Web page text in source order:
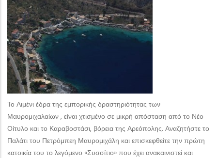
Το Λιμένι έδρα της εμπορικής δραστηριότητας των
Μαυρομιχαλαίων , είναι χτισμένο σε μικρή απόσταση από το Νέο
Οίτυλο και το Καραβοστάσι, βόρεια της Αρεόπολης. Αναζητήστε το
Παλάτι του Πετρόμπεη Μαυρομιχάλη και επισκεφθείτε την πρώτη
κατοικία του το λεγόμενο «Συσσίτιο» που έχει ανακαινιστεί και